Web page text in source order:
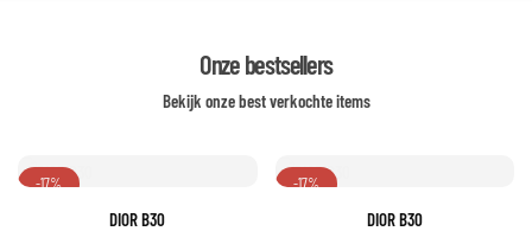
Onze bestsellers
Bekijk onze best verkochte items
-17%
DIOR B30
-17%
DIOR B30